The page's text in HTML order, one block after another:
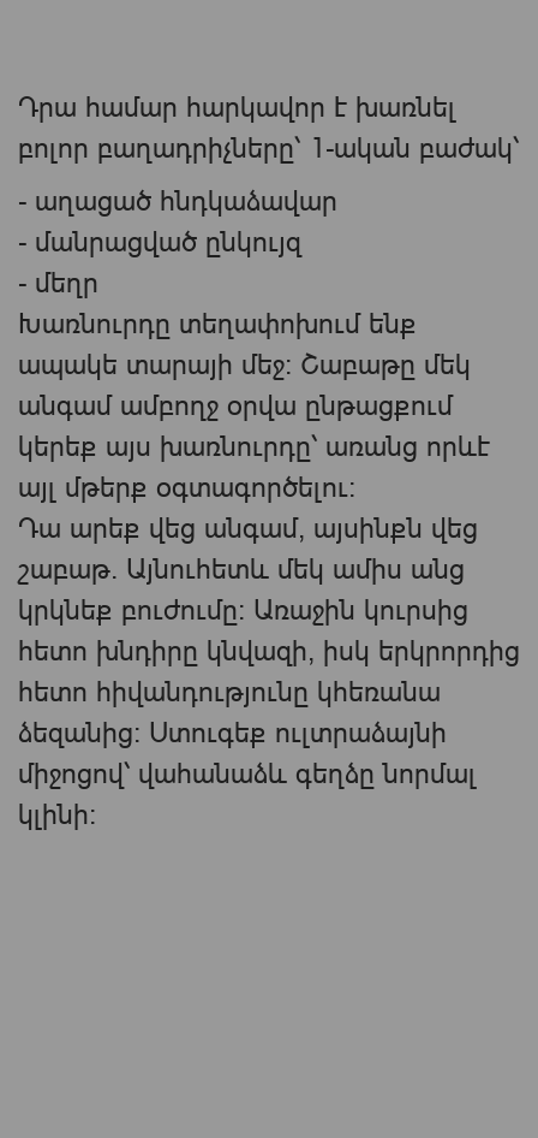
Դրա համար հարկավոր է խառնել
բոլոր բաղադրիչները՝ 1-ական բաժակ՝
- աղացած հնդկաձավար
- մանրացված ընկույզ
- մեղր
Խառնուրդը տեղափոխում ենք
ապակե տարայի մեջ։ Շաբաթը մեկ
անգամ ամբողջ օրվա ընթացքում
կերեք այս խառնուրդը՝ առանց որևէ
այլ մթերք օգտագործելու։
Դա արեք վեց անգամ, այսինքն վեց
շաբաթ. Այնուհետև մեկ ամիս անց
կրկնեք բուժումը։ Առաջին կուրսից
հետո խնդիրը կնվազի, իսկ երկրորդից
հետո հիվանդությունը կհեռանա
ձեզանից։ Ստուգեք ուլտրաձայնի
միջոցով՝ վահանաձև գեղձը նորմալ
կլինի։